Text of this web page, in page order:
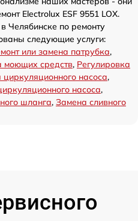
Electrolux ESF 9551 LOX.
Челябинске по ремонту
следующие услуги:
или замена патрубка,
моющих средств, Регулировка
насоса,
насоса,
шланга, Замена сливного